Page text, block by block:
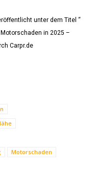
unter dem Titel “
in 2025 –
Carpr.de
Motorschaden